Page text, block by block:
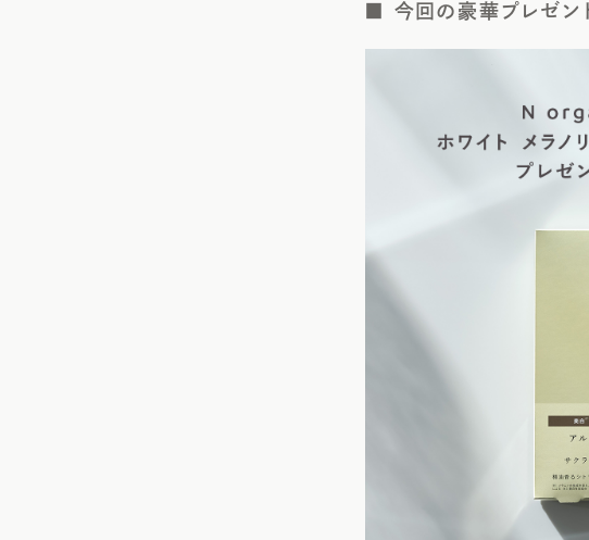
■ 今回の豪華プレゼン